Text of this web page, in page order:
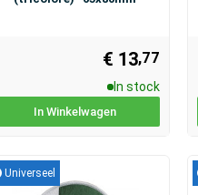
€ 13,77
In stock
In Winkelwagen
Universeel